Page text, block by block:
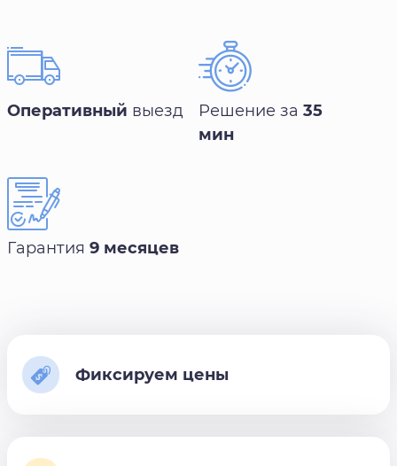
Оперативный выезд Решение за 35
мин
Гарантия 9 месяцев
Фиксируем цены